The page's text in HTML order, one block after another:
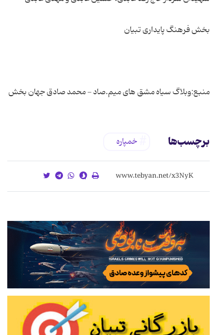
منبع:وبلاگ سیاه مشق های میم.صاد - محمد صادق جهان بخش
برچسب‌ها خمپاره